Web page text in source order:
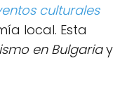
culturales
local. Esta
en Bulgariay